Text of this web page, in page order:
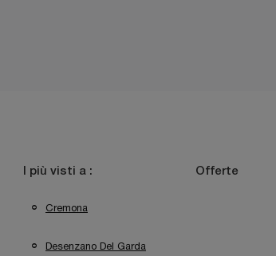
I più visti a :
Cremona
Desenzano Del Garda
Offerte